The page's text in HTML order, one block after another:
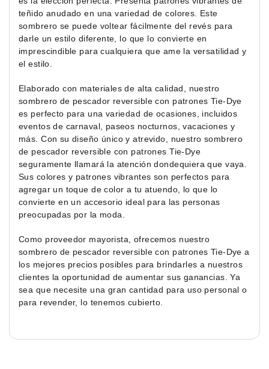
teñido anudado en una variedad de colores. Este
sombrero se puede voltear fácilmente del revés para
darle un estilo diferente, lo que lo convierte en
imprescindible para cualquiera que ame la versatilidad y
el estilo.
Elaborado con materiales de alta calidad, nuestro
sombrero de pescador reversible con patrones Tie-Dye
es perfecto para una variedad de ocasiones, incluidos
eventos de carnaval, paseos nocturnos, vacaciones y
más. Con su diseño único y atrevido, nuestro sombrero
de pescador reversible con patrones Tie-Dye
seguramente llamará la atención dondequiera que vaya.
Sus colores y patrones vibrantes son perfectos para
agregar un toque de color a tu atuendo, lo que lo
convierte en un accesorio ideal para las personas
preocupadas por la moda.
Como proveedor mayorista, ofrecemos nuestro
sombrero de pescador reversible con patrones Tie-Dye a
los mejores precios posibles para brindarles a nuestros
clientes la oportunidad de aumentar sus ganancias. Ya
sea que necesite una gran cantidad para uso personal o
para revender, lo tenemos cubierto.